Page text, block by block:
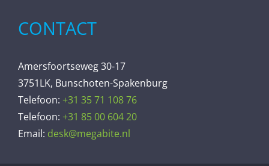
CONTACT
Amersfoortseweg 30-17
3751LK, Bunschoten-Spakenburg
Telefoon: +31 35 71 108 76
Telefoon: +31 85 00 604 20
Email: desk@megabite.nl